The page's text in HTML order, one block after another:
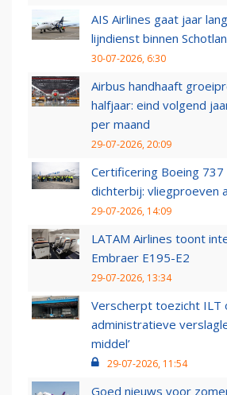
AIS Airlines gaat jaar
lijndienst binnen
30-07-2026, 6:30
Airbus handhaaft
halfjaar: eind volgend
per maand
29-07-2026, 20:09
Certificering Boeing 737
dichterbij: vliegproeven
29-07-2026, 14:09
LATAM Airlines toont
Embraer E195-E2
29-07-2026, 13:34
Verscherpt toezicht ILT
administratieve
middel’
29-07-2026, 11:54
Goed nieuws voor